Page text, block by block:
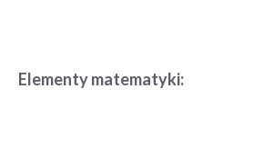
Elementy matematyki: